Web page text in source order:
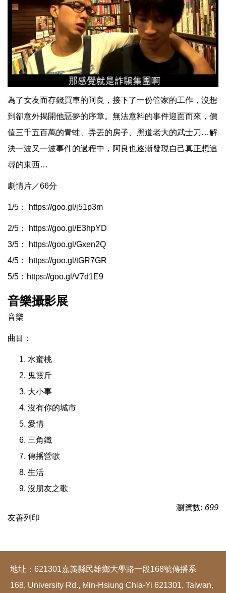
為了女友而存錢買車的阿良，接下了一份管家的工作，沒想
到卻意外揭開他惡夢的序章。無法意料的事件迎面而來，價
值三千五百萬的青蛙、弄丟的房子、黑道老大的武士刀…解
決一波又一波事件的過程中，阿良也逐漸發現自己真正想追
尋的東西…
劇情片／66分
1/5： https://goo.gl/j51p3m
2/5：
https://goo.gl/E3hpYD
3/5：
https://goo.gl/Gxen2Q
4/5：
https://goo.gl/tGR7GR
5/5： https://goo.gl/V7d1E9
音樂攝影展
音樂
曲目：
水蜜桃
鬼靈斤
大小事
沒有你的城市
愛情
三角鐵
傳播營歌
生活
沒朋友之歌
瀏覽數: 699
友善列印
地址：621301嘉義縣民雄鄉大學路一段168號傳播系
168, University Rd., Min-Hsiung Chia-Yi 621301, Taiwan,